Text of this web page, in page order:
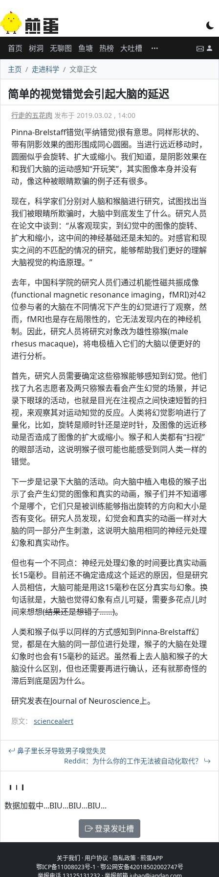
首页 树洞 无聊图 鱼塘 热榜 大吐槽
主页 走进科学 文章正文
简单的视觉错觉会引起大脑的延迟
行走的五花肉 发布于 2019.03.02 , 14:00
Pinna-Brelstaff错觉(平纳错觉)很有意思。同样形状的、
带有阴影效果的图形围成同心圆圈。当进行远近移动时，
圆圈似乎会旋转、扩大或缩小。我们知道，是阴影效果在
和我们大脑的运动感知“开玩笑”，其实图像本身并没有
动，像这种被眼睛欺骗的例子还有很多。
现在，科学家们分别对人脑和猴脑进行研究，试图找出当
我们被眼睛所欺骗时，大脑中到底发生了什么。研究人员
在论文中谈到：“从客观现实，到幻觉中的图像的旋转、
扩大和缩小，这中间的神经基础还是未知的。对感官和现
实之间的不匹配的情况的研究，能够帮助我们更好的理解
大脑视觉的构造原理。”
去年，中国科学院的研究人员们通过机能性磁共振成像
(functional magnetic resonance imaging，fMRI)对42
位参与者的大脑在不同情况下产生的幻觉进行了观察，然
而，fMRI也是存在局限性的，它无法发现内在的神经机
制。因此，研究人员将研究对象改为雄性猕猴(male
rhesus macaque)，将电极植入它们的大脑以便更好的
进行分析。
首先，研究人员需要确定这些猕猴能够感知到幻觉。他们
找了九名志愿者及两只猕猴去看会产生幻觉的场景，并记
录下眼球的活动，也就是目光在注视点之间快速短暂的扫
视，来观察其对运动知觉的反应。人类将幻觉影响进行了
量化，比如，旋转是顺时针还是逆时针，及图像的远近移
动是否造成了图像的扩大或缩小。猴子和人类都有“扫视”
的眼部活动，这说明猴子很可能也能感受到同人类一样的
错觉。
下一步是记录下大脑的活动。向大脑中植入电极的猴子出
示了会产生幻觉的图像和真实的动画，猴子们并不知道哪
个是哪个，它们只是被训练能够指出旋转的方向和大小是
否有变化。研究人员发现，幻觉会和真实的动画一样对大
脑的同一部分产生刺激，这说明大脑用相同的神经元处理
幻象和真实动作。
但也有一个不同点：神经元处理幻象的时间要比真实动画
长15毫秒。目前还不确定造成这个延迟的原因，但是研究
人员相信，大脑可能是用这15毫秒在区分真实与幻象。换
句话就是，大脑也觉得幻象有点儿可疑，需要多花点儿时
间来想想(结果还是想错了……)。
人类和猴子似乎以同样的方式感知到Pinna-Brelstaff幻
觉，都是在大脑的同一部位进行处理，猴子的大脑在处理
幻象时也会有15毫秒的延迟。虽然看上去人脑和猴子的大
脑没什么区别，但也还需要再进行确认，还有就那奇怪的
滞后到底是因为什么。
研究发表在Journal of Neuroscience上。
原文： sciencealert
鼻子里长牙导致男子嗅觉失灵
Reddit：为什么你的工作无法被自动化取代？
数据加载中...BIU...BIU...BIU...
登录发吐槽
关于我们 ·用户协议 · 隐私政策·煎蛋APP
鄂ICP备11008023号-1 ·鄂公网安备42018502002747号